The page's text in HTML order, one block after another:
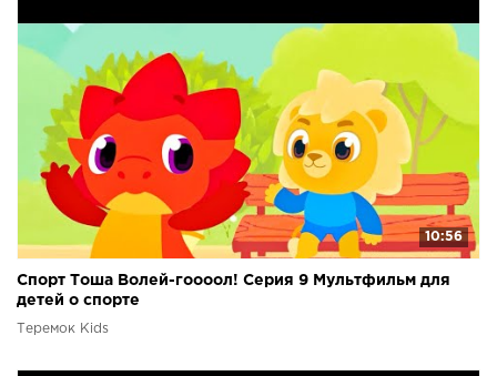
10:56
Спорт Тоша Волей-гоооол! Серия 9 Мультфильм для
детей о спорте
Теремок Kids